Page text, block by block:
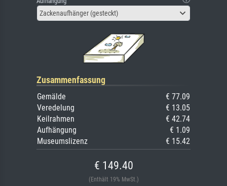
Zackenaufhänger (gesteckt)
Zusammenfassung
Gemälde
€ 77.09
Veredelung
€ 13.05
Keilrahmen
€ 42.74
Aufhängung
€ 1.09
Museumslizenz
€ 15.42
€ 149.40
(Enthält 19% MwSt.)